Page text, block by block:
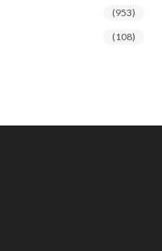
(953)
(108)